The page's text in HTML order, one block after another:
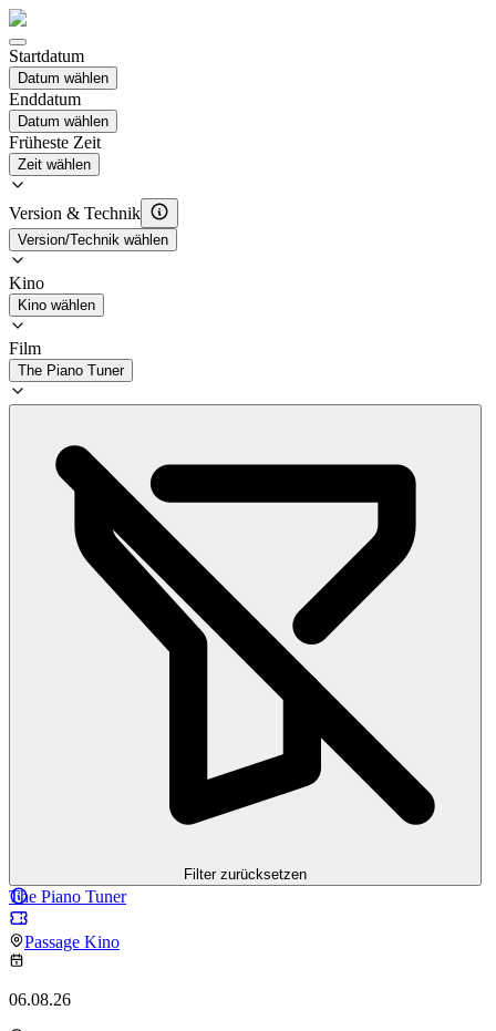
Startdatum
Datum wählen
Enddatum
Datum wählen
Früheste Zeit
Zeit wählen
Version & Technik
Version/Technik wählen
Kino
Kino wählen
Film
The Piano Tuner
Filter zurücksetzen
The Piano Tuner
Passage Kino
06.08.26